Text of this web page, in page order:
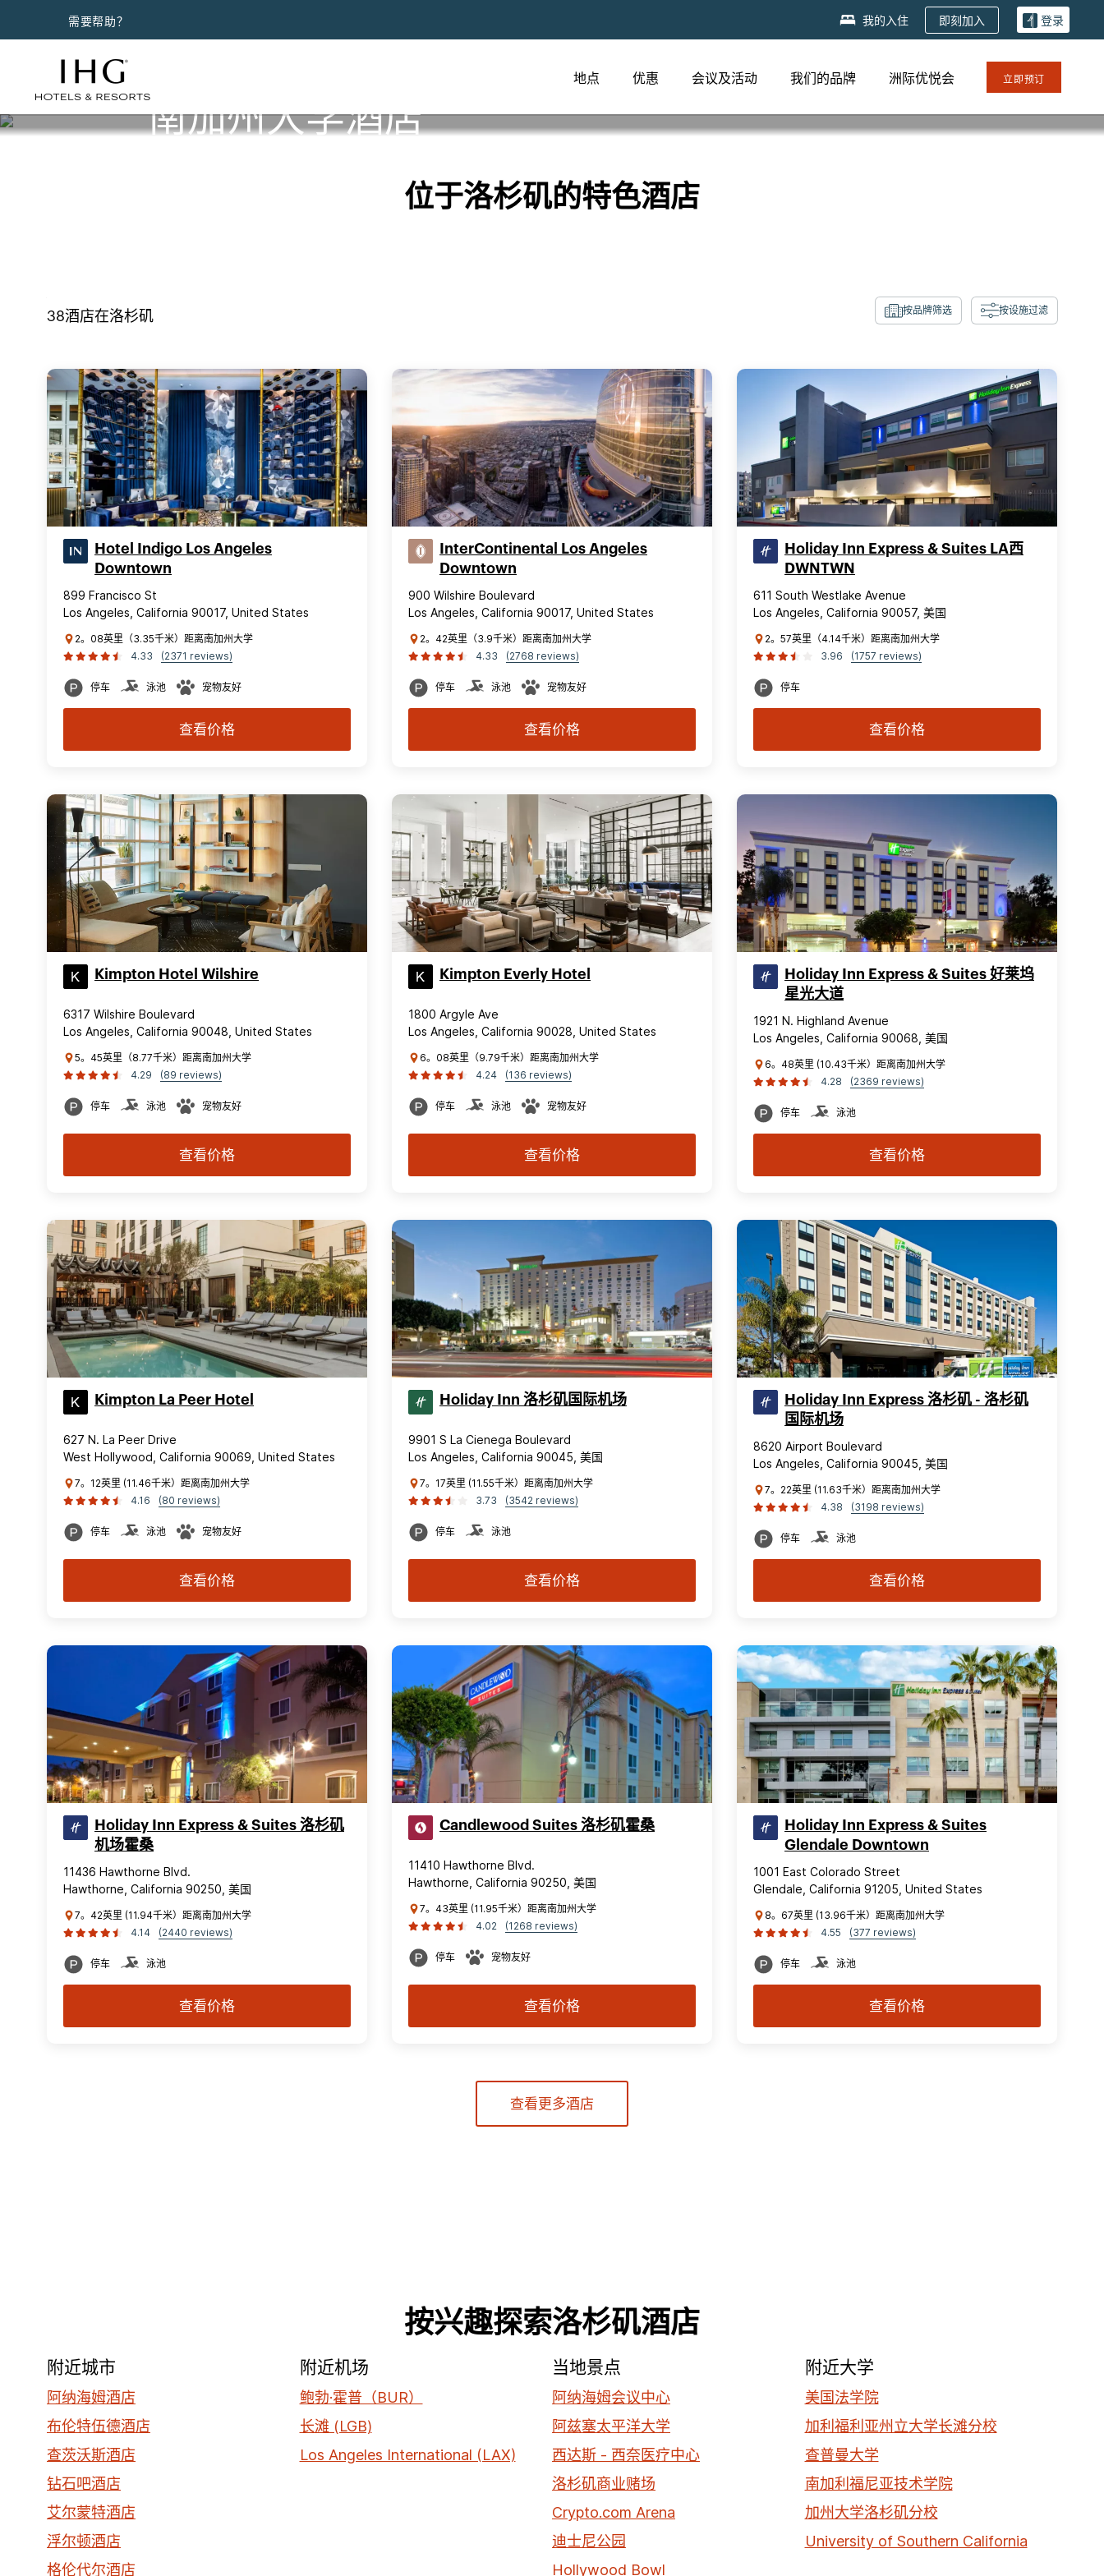
需要帮助？ 我的入住 即刻加入 登录
地点 优惠 会议及活动 我们的品牌 洲际优悦会 立即预订
南加州大学酒店
位于洛杉矶的特色酒店
38酒店在洛杉矶 按品牌筛选 按设施过滤
Hotel Indigo Los Angeles
Downtown
899 Francisco St
Los Angeles, California 90017, United States
2。08英里（3.35千米）距离南加州大学
4.33
(2371 reviews)
停车 泳池 宠物友好
查看价格
InterContinental Los Angeles
Downtown
900 Wilshire Boulevard
Los Angeles, California 90017, United States
2。42英里（3.9千米）距离南加州大学
4.33
(2768 reviews)
停车 泳池 宠物友好
查看价格
Holiday Inn Express & Suites LA西
DWNTWN
611 South Westlake Avenue
Los Angeles, California 90057, 美国
2。57英里（4.14千米）距离南加州大学
3.96
(1757 reviews)
停车
查看价格
Kimpton Hotel Wilshire
6317 Wilshire Boulevard
Los Angeles, California 90048, United States
5。45英里（8.77千米）距离南加州大学
4.29
(89 reviews)
停车 泳池 宠物友好
查看价格
Kimpton Everly Hotel
1800 Argyle Ave
Los Angeles, California 90028, United States
6。08英里（9.79千米）距离南加州大学
4.24
(136 reviews)
停车 泳池 宠物友好
查看价格
Holiday Inn Express & Suites 好莱坞
星光大道
1921 N. Highland Avenue
Los Angeles, California 90068, 美国
6。48英里 (10.43千米）距离南加州大学
4.28
(2369 reviews)
停车 泳池
查看价格
Kimpton La Peer Hotel
627 N. La Peer Drive
West Hollywood, California 90069, United States
7。12英里 (11.46千米）距离南加州大学
4.16
(80 reviews)
停车 泳池 宠物友好
查看价格
Holiday Inn 洛杉矶国际机场
9901 S La Cienega Boulevard
Los Angeles, California 90045, 美国
7。17英里 (11.55千米）距离南加州大学
3.73
(3542 reviews)
停车 泳池
查看价格
Holiday Inn Express 洛杉矶 - 洛杉矶
国际机场
8620 Airport Boulevard
Los Angeles, California 90045, 美国
7。22英里 (11.63千米）距离南加州大学
4.38
(3198 reviews)
停车 泳池
查看价格
Holiday Inn Express & Suites 洛杉矶
机场霍桑
11436 Hawthorne Blvd.
Hawthorne, California 90250, 美国
7。42英里 (11.94千米）距离南加州大学
4.14
(2440 reviews)
停车 泳池
查看价格
Candlewood Suites 洛杉矶霍桑
11410 Hawthorne Blvd.
Hawthorne, California 90250, 美国
7。43英里 (11.95千米）距离南加州大学
4.02
(1268 reviews)
停车 宠物友好
查看价格
Holiday Inn Express & Suites
Glendale Downtown
1001 East Colorado Street
Glendale, California 91205, United States
8。67英里 (13.96千米）距离南加州大学
4.55
(377 reviews)
停车 泳池
查看价格
查看更多酒店
按兴趣探索洛杉矶酒店
附近城市
阿纳海姆酒店
布伦特伍德酒店
查茨沃斯酒店
钻石吧酒店
艾尔蒙特酒店
浮尔顿酒店
格伦代尔酒店
附近机场
鲍勃·霍普（BUR）
长滩 (LGB)
Los Angeles International (LAX)
当地景点
阿纳海姆会议中心
阿兹塞太平洋大学
西达斯 - 西奈医疗中心
洛杉矶商业赌场
Crypto.com Arena
迪士尼公园
Hollywood Bowl
附近大学
美国法学院
加利福利亚州立大学长滩分校
查普曼大学
南加利福尼亚技术学院
加州大学洛杉矶分校
University of Southern California